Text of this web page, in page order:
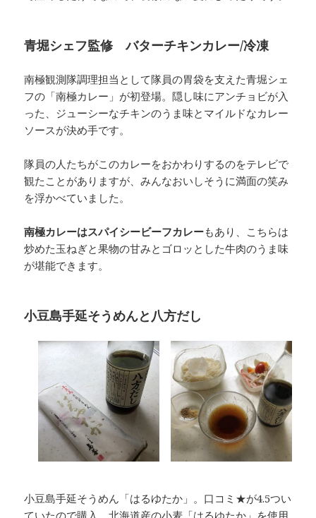
青堀シェフ監修 バターチキンカレー/冷凍
南極観測隊調理担当として隊員の胃袋を支えた青堀シェ
フの「南極カレー」が初登場。隠し味にアンチョビが入
った、ジューシーなチキンのうま味とマイルドなカレー
ソースが決め手です。
隊員の人たちがこのカレーをおかわりするのをテレビで
観たことがありますが、みんなおいしそうに満面の笑み
を浮かべていました。
南極カレーはスパイシービーフカレーもあり、こちらは
炒めた玉ねぎと果物の甘みとゴロッとした牛肉のうま味
が堪能できます。
小豆島手延そうめんと八方だし
小豆島手延そうめん「はるゆたか」。口コミ★が4.5つい